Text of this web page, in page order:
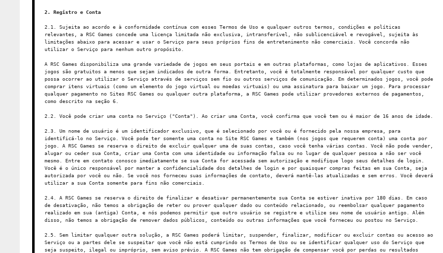
2. Registro e Conta
2.1. Sujeita ao acordo e à conformidade contínua com esses Termos de Uso e qualquer outros termos, condições e políticas
relevantes, a RSC Games concede uma licença limitada não exclusiva, intransferível, não sublicenciável e revogável, sujeita às
limitações abaixo para acessar e usar o Serviço para seus próprios fins de entretenimento não comerciais. Você concorda não
utilizar o Serviço para nenhum outro propósito.
A RSC Games disponibiliza uma grande variedade de jogos em seus portais e em outras plataformas, como lojas de aplicativos. Esses
jogos são gratuitos a menos que sejam indicados de outra forma. Entretanto, você é totalmente responsável por qualquer custo que
possa ocorrer ao utilizar o Serviço através de serviços sem fio ou outros serviços de comunicação. Em determinados jogos, você pode
comprar itens virtuais (como um elemento do jogo virtual ou moedas virtuais) ou uma assinatura para baixar um jogo. Para processar
qualquer pagamento no Sites RSC Games ou qualquer outra plataforma, a RSC Games pode utilizar provedores externos de pagamentos,
como descrito na seção 6.
2.2. Você pode criar uma conta no Serviço ("Conta"). Ao criar uma Conta, você confirma que você tem ou é maior de 16 anos de idade.
2.3. Um nome de usuário é um identificador exclusivo, que é selecionado por você ou é fornecido pela nossa empresa, para
identificá-lo no Serviço. Você pode ter somente uma conta no Site RSC Games e também (nos jogos que requerem conta) uma conta por
jogo. A RSC Games se reserva o direito de excluir qualquer uma de suas contas, caso você tenha várias contas. Você não pode vender,
alugar ou ceder sua Conta, criar uma Conta com uma identidade ou informação falsa ou no lugar de qualquer pessoa a não ser você
mesmo. Entre em contato conosco imediatamente se sua Conta for acessada sem autorização e modifique logo seus detalhes de login.
Você é o único responsável por manter a confidencialidade dos detalhes de login e por quaisquer compras feitas em sua Conta, seja
autorizada por você ou não. Se você nos forneceu suas informações de contato, deverá mantê-las atualizadas e sem erros. Você deverá
utilizar a sua Conta somente para fins não comerciais.
2.4. A RSC Games se reserva o direito de finalizar e desativar permanentemente sua Conta se estiver inativa por 180 dias. Em caso
de desativação, não temos a obrigação de reter ou prover qualquer dado ou conteúdo relacionado, ou reembolsar qualquer pagamento
realizado em sua (antiga) Conta, e nós podemos permitir que outro usuário se registre e utilize seu nome de usuário antigo. Além
disso, não temos a obrigação de remover dados públicos, conteúdo ou outras informações que você forneceu ou postou no Serviço.
2.5. Sem limitar qualquer outra solução, a RSC Games poderá limitar, suspender, finalizar, modificar ou excluir contas ou acesso ao
Serviço ou a partes dele se suspeitar que você não está cumprindo os Termos de Uso ou se identificar qualquer uso do Serviço que
seja suspeito, ilegal ou impróprio, sem aviso prévio. A RSC Games não tem obrigação de compensar você por perdas ou resultados